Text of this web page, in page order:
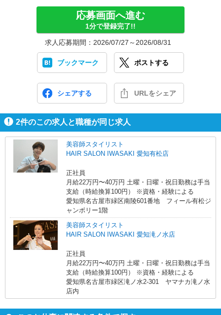
応募画面へ進む
1分で登録完了!!
求人応募期間：2026/07/27～2026/08/31
ブックマーク ポストする
シェアする URLをシェア
2件のこの求人と職種が同じ求人
美容師スタイリスト
HAIR SALON IWASAKI 愛知有松店
正社員
月給22万円〜40万円 土曜・日曜・祝日勤務は手当
支給（時給換算100円） ※資格・経験による
愛知県名古屋市緑区南陵601番地 フィール有松ジ
ャンボリー1階
美容師スタイリスト
HAIR SALON IWASAKI 愛知滝ノ水店
正社員
月給22万円〜40万円 土曜・日曜・祝日勤務は手当
支給（時給換算100円） ※資格・経験による
愛知県名古屋市緑区滝ノ水2-301 ヤマナカ滝ノ水
店内